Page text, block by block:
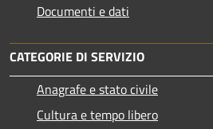
Documenti e dati
CATEGORIE DI SERVIZIO
Anagrafe e stato civile
Cultura e tempo libero